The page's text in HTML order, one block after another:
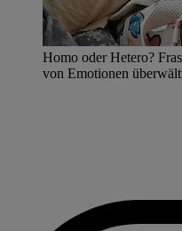
Homo oder Hetero?
von Emotionen